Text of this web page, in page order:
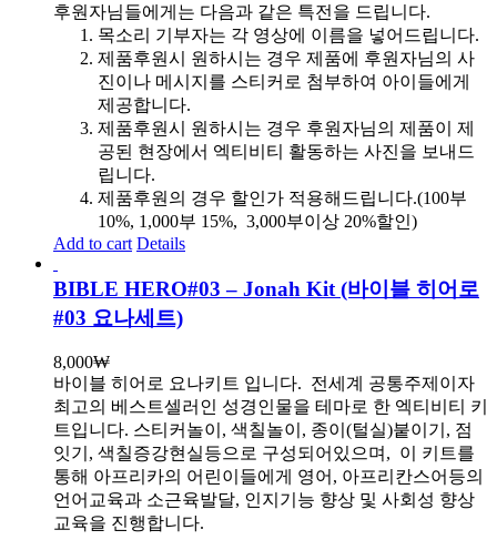
후원자님들에게는 다음과 같은 특전을 드립니다.
목소리 기부자는 각 영상에 이름을 넣어드립니다.
제품후원시 원하시는 경우 제품에 후원자님의 사
진이나 메시지를 스티커로 첨부하여 아이들에게
제공합니다.
제품후원시 원하시는 경우 후원자님의 제품이 제
공된 현장에서 엑티비티 활동하는 사진을 보내드
립니다.
제품후원의 경우 할인가 적용해드립니다.(100부
10%, 1,000부 15%, 3,000부이상 20%할인)
Add to cart Details
BIBLE HERO#03 – Jonah Kit (바이블 히어로
#03 요나세트)
8,000₩
바이블 히어로 요나키트 입니다. 전세계 공통주제이자
최고의 베스트셀러인 성경인물을 테마로 한 엑티비티 키
트입니다. 스티커놀이, 색칠놀이, 종이(털실)붙이기, 점
잇기, 색칠증강현실등으로 구성되어있으며, 이 키트를
통해 아프리카의 어린이들에게 영어, 아프리칸스어등의
언어교육과 소근육발달, 인지기능 향상 및 사회성 향상
교육을 진행합니다.